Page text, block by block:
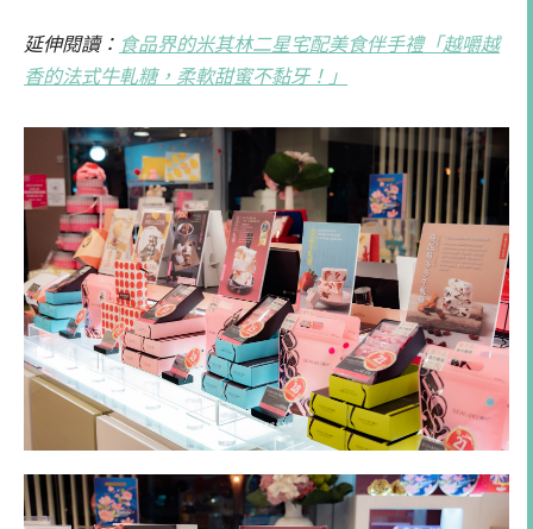
延伸閱讀： 食品界的米其林二星宅配美食伴手禮「越嚼越
香的法式牛軋糖，柔軟甜蜜不黏牙！」